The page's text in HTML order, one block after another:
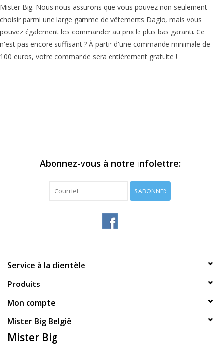
Mister Big. Nous nous assurons que vous pouvez non seulement
choisir parmi une large gamme de vêtements Dagio, mais vous
pouvez également les commander au prix le plus bas garanti. Ce
n'est pas encore suffisant ? À partir d'une commande minimale de
100 euros, votre commande sera entièrement gratuite !
Abonnez-vous à notre infolettre:
S'ABONNER
Service à la clientèle
Produits
Mon compte
Mister Big België
Mister Big